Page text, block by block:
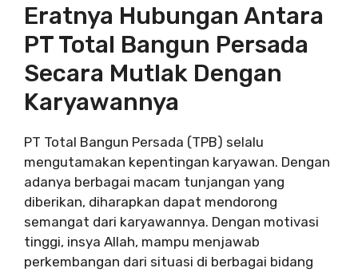
Eratnya Hubungan Antara
PT Total Bangun Persada
Secara Mutlak Dengan
Karyawannya
PT Total Bangun Persada (TPB) selalu
mengutamakan kepentingan karyawan. Dengan
adanya berbagai macam tunjangan yang
diberikan, diharapkan dapat mendorong
semangat dari karyawannya. Dengan motivasi
tinggi, insya Allah, mampu menjawab
perkembangan dari situasi di berbagai bidang